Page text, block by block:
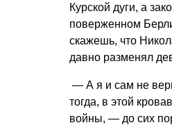
Курской дуги, а
поверженном
скажешь, что
давно разменял
— А я и сам не
тогда, в этой
войны, — до сих